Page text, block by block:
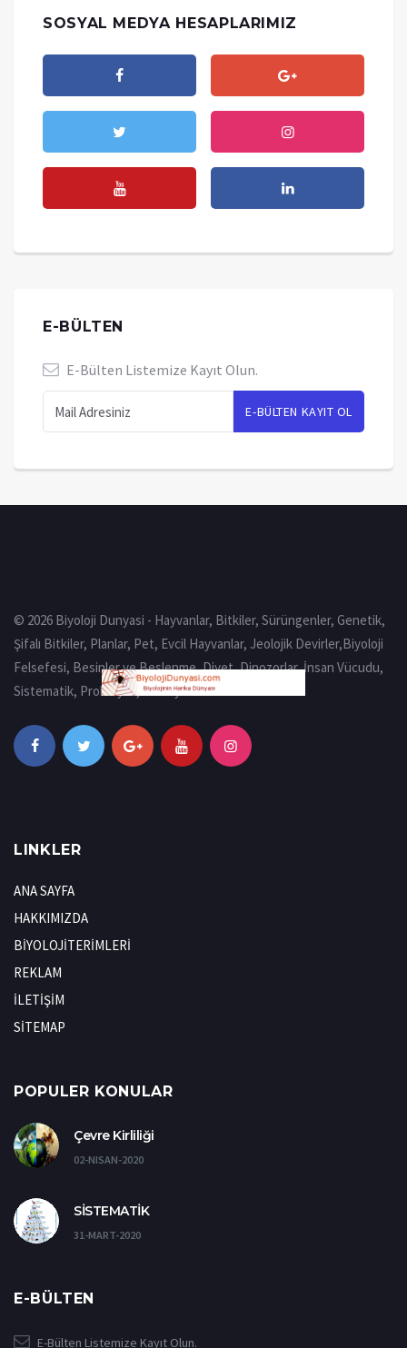
SOSYAL MEDYA HESAPLARIMIZ
E-BÜLTEN
E-Bülten Listemize Kayıt Olun.
© 2026 Biyoloji Dunyasi - Hayvanlar, Bitkiler, Sürüngenler, Genetik,
Şifalı Bitkiler, Planlar, Pet, Evcil Hayvanlar, Jeolojik Devirler,Biyoloji
Felsefesi, Besinler ve Beslenme, Diyet, Dinozorlar, İnsan Vücudu,
Sistematik, Prokaryot, Eukaryot
LINKLER
ANA SAYFA
HAKKIMIZDA
BİYOLOJİTERİMLERİ
REKLAM
İLETİŞİM
SİTEMAP
POPULER KONULAR
Çevre Kirliliği
02-NISAN-2020
SİSTEMATİK
31-MART-2020
E-BÜLTEN
E-Bülten Listemize Kayıt Olun.